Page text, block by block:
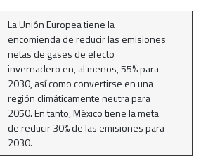
La Unión Europea tiene la
encomienda de reducir las emisiones
netas de gases de efecto
invernadero en, al menos, 55% para
2030, así como convertirse en una
región climáticamente neutra para
2050. En tanto, México tiene la meta
de reducir 30% de las emisiones para
2030.